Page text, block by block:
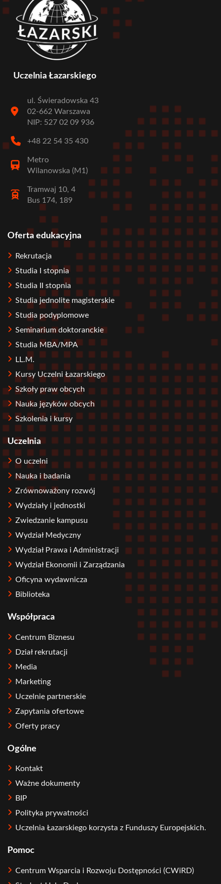
Uczelnia Łazarskiego
ul. Świeradowska 43
02-662 Warszawa
NIP: 527 02 09 936
+48 22 54 35 430
Metro
Wilanowska (M1)
Tramwaj 10, 4
Bus 174, 189
Stopka
Oferta edukacyjna
Rekrutacja
Studia I stopnia
Studia II stopnia
Studia jednolite magisterskie
Studia podyplomowe
Seminarium doktoranckie
Studia MBA/MPA
LL.M.
Kursy Uczelni Łazarskiego
Szkoły praw obcych
Nauka języków obcych
Szkolenia i kursy
Uczelnia
O uczelni
Nauka i badania
Zrównoważony rozwój
Wydziały i jednostki
Zwiedzanie kampusu
Wydział Medyczny
Wydział Prawa i Administracji
Wydział Ekonomii i Zarządzania
Oficyna wydawnicza
Biblioteka
Współpraca
Centrum Biznesu
Dział rekrutacji
Media
Marketing
Uczelnie partnerskie
Zapytania ofertowe
Oferty pracy
Ogólne
Kontakt
Ważne dokumenty
BIP
Polityka prywatności
Uczelnia Łazarskiego korzysta z Funduszy Europejskich.
Pomoc
Centrum Wsparcia i Rozwoju Dostępności (CWiRD)